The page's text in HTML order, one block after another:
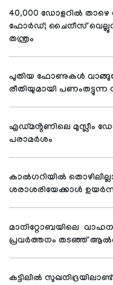
40,000 ഡോളറിൽ താഴെ
ഫോർഡ്; ചൈനീസ്
തന്ത്രം
പുതിയ ഫോണുകൾ
രീതിയുമായി
എഡ്മൻ്റണിലെ മുസ്ലീം
പരാമർശം
കാൽഗറിയിൽ
ശരാശരിയേക്കാൾ
മാനിറ്റോബയിലെ വാഹന
പ്രവർത്തനം തടഞ്ഞ്
കട്ടിലിൽ